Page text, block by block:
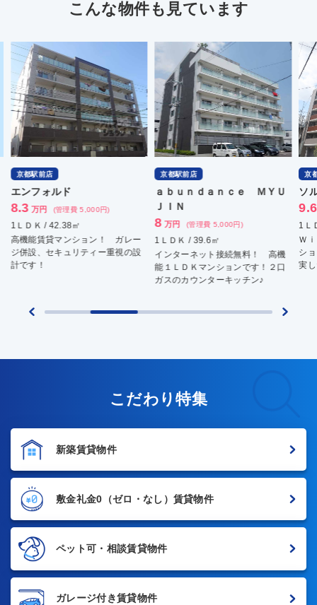
こんな物件も見ています
レー
の設
京都駅前店
ａｂｕｎｄａｎｃｅ ＭＹＵ
ＪＩＮ
8 万円 (管理費 5,000円)
1ＬＤＫ / 39.6㎡
インターネット接続無料！ 高機
能１ＬＤＫマンションです！２口
京都駅前店
ソルテラス京都ＪＵＪＯ華
9.6
1ＬＤＫ / 32.68㎡
Ｗｉ－Ｆｉ無料です！ 分譲マン
ションならではの重厚な造り、充
実した設備が魅力♪
こだわり特集
新築賃貸物件
敷金礼金0 （ゼロ・なし）賃貸物件
ペット可・相談賃貸物件
ガレージ付き賃貸物件